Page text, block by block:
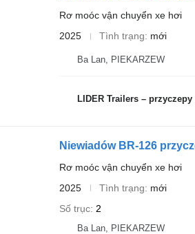
Rơ moóc vận chuyển xe hơi
2025
Tình trạng mới
Ba Lan, PIEKARZEW
LIDER Trailers –
Niewiadów BR-126
Rơ moóc vận chuyển xe hơi
2025
Tình trạng
mới
Số trục 2
Ba Lan, PIEKARZEW